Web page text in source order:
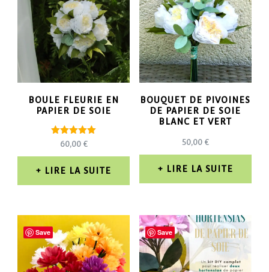
BOULE FLEURIE EN
PAPIER DE SOIE
Note
5.00
sur 5
60,00€
LIRE LA SUITE
BOUQUET DE PIVOINES
DE PAPIER DE SOIE
BLANC ET VERT
50,00€
LIRE LA SUITE
Save Save